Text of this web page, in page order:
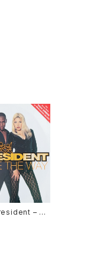
– Sh
[WEA]